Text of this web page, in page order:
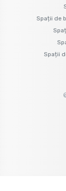
Spații de
Spații